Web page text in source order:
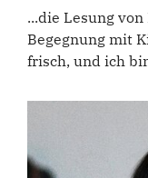
...die Lesung
Begegnung mit
frisch, und ich